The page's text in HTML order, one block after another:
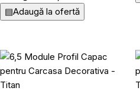
▤Adaugă la ofertă